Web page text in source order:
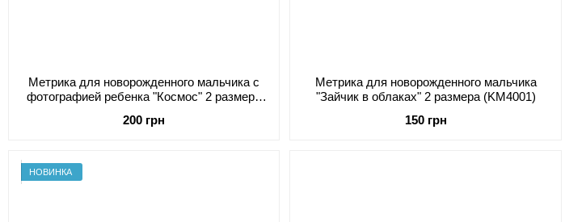
Метрика для новорожденного мальчика с
фотографией ребенка "Космос" 2 размера
200 грн
Метрика для новорожденного мальчика
"Зайчик в облаках" 2 размера (KM4001)
150 грн
НОВИНКА